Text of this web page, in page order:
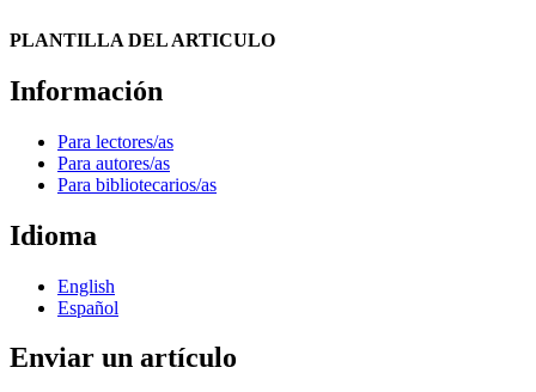
PLANTILLA DEL ARTICULO
Información
Para lectores/as
Para autores/as
Para bibliotecarios/as
Idioma
English
Español
Enviar un artículo